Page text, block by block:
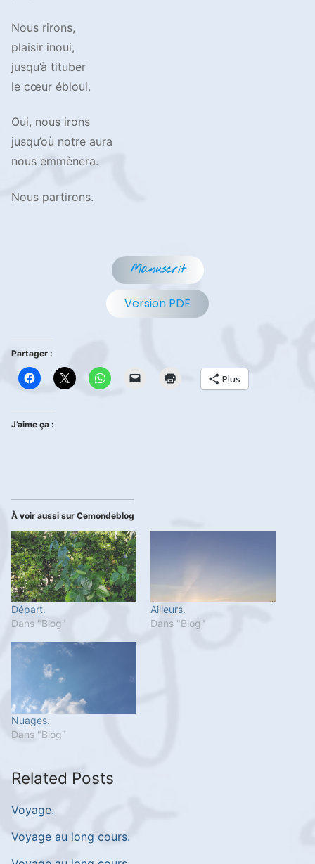
Nous rirons,
plaisir inoui,
jusqu’à tituber
le cœur ébloui.
Oui, nous irons
jusqu’où notre aura
nous emmènera.
Nous partirons.
Manuscrit
Version PDF
Partager :
Plus
J’aime ça :
À voir aussi sur Cemondeblog
Départ.
Dans "Blog"
Ailleurs.
Dans "Blog"
Nuages.
Dans "Blog"
Related Posts
Voyage.
Voyage au long cours.